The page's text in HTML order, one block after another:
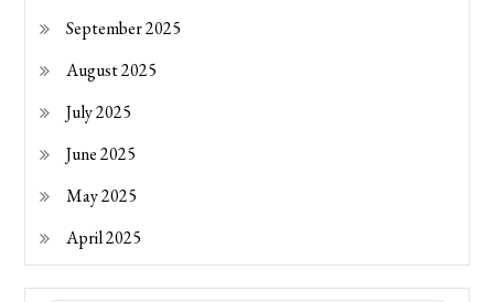
September 2025
August 2025
July 2025
June 2025
May 2025
April 2025